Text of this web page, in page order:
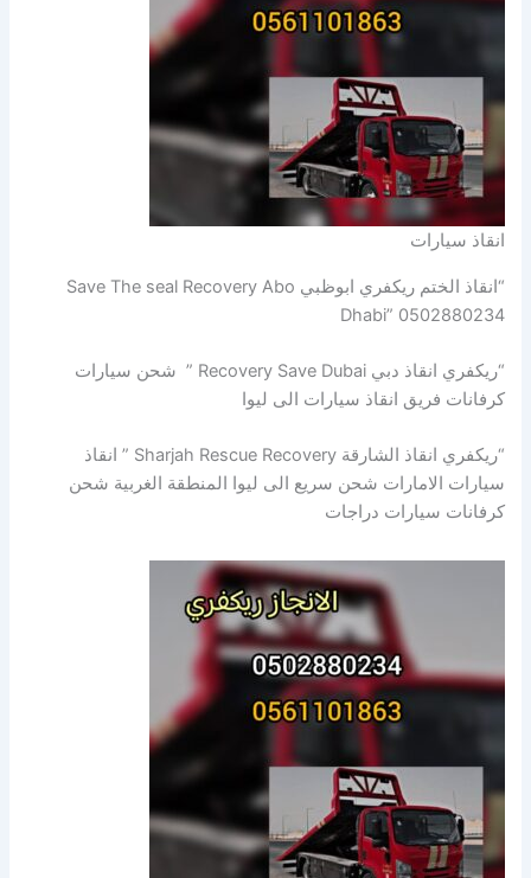
انقاذ سيارات
“انقاذ الختم ريكفري ابوظبي Save The seal Recovery Abo
Dhabi” 0502880234
“ريكفري انقاذ دبي Recovery Save Dubai ” شحن سيارات
كرفانات فريق انقاذ سيارات الى ليوا
“ريكفري انقاذ الشارقة Sharjah Rescue Recovery ” انقاذ
سيارات الامارات شحن سريع الى ليوا المنطقة الغربية شحن
كرفانات سيارات دراجات